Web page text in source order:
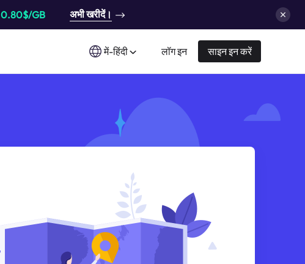
0.80$/GB अभी खरीदें।
में-हिंदी लॉग इन साइन इन करें